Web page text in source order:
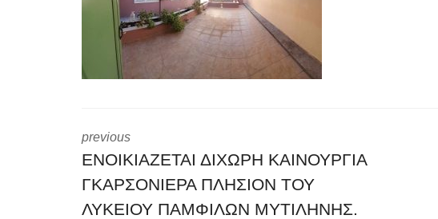
previous
ΕΝΟΙΚΙΑΖΕΤΑΙ ΔΙΧΩΡΗ ΚΑΙΝΟΥΡΓΙΑ
ΓΚΑΡΣΟΝΙΕΡΑ ΠΛΗΣΙΟΝ ΤΟΥ
ΛΥΚΕΙΟΥ ΠΑΜΦΙΛΩΝ ΜΥΤΙΛΗΝΗΣ.